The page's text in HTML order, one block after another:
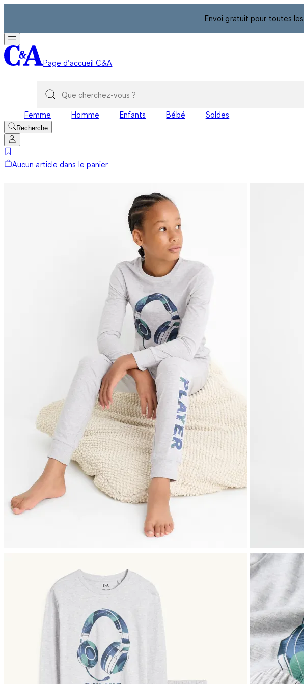
Envoi gratuit pour toutes
Page d’accueil C&A
Femme Homme Enfants Bébé Soldes
Recherche
Aucun article dans le panier